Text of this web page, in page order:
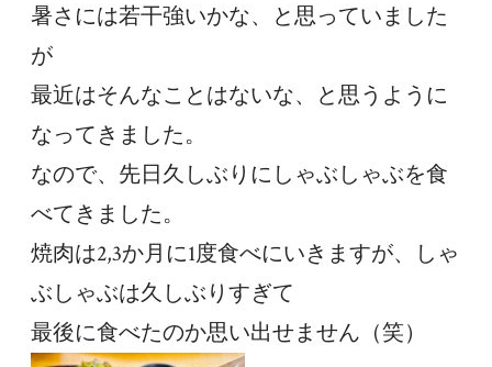
暑さには若干強いかな、と思っていました
が
最近はそんなことはないな、と思うように
なってきました。
なので、先日久しぶりにしゃぶしゃぶを食
べてきました。
焼肉は2,3か月に1度食べにいきますが、しゃ
ぶしゃぶは久しぶりすぎて
最後に食べたのか思い出せません（笑）